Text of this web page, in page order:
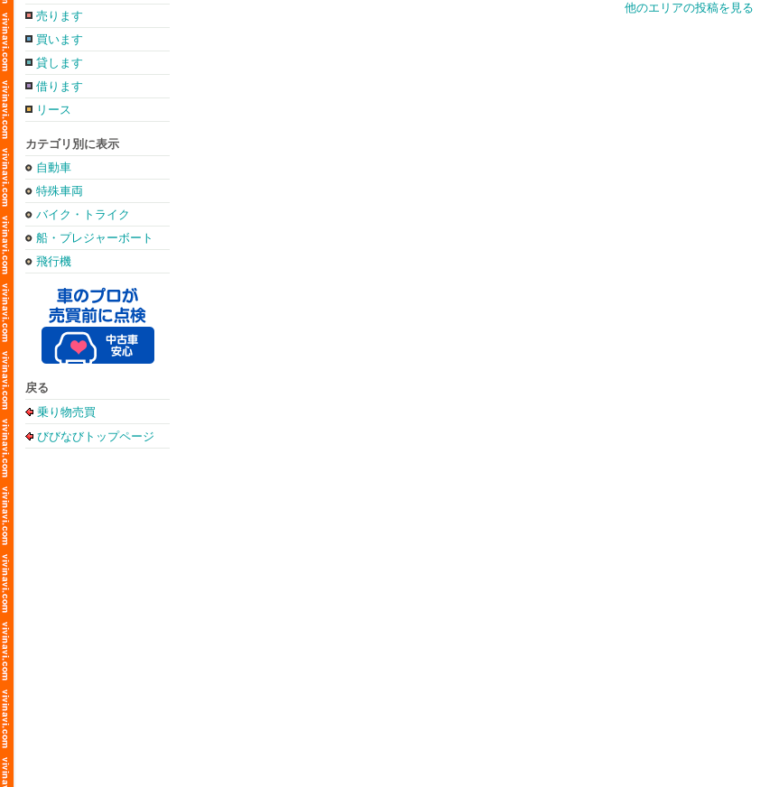
売ります
買います
貸します
借ります
リース
カテゴリ別に表示
自動車
特殊車両
バイク・トライク
船・プレジャーボート
飛行機
戻る
乗り物売買
びびなびトップページ
他のエリアの投稿を見る